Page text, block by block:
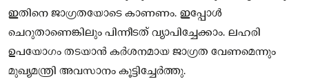
ഇതിനെ ജാഗ്രതയോടെ കാണണം. ഇപ്പോള്‍
ചെറുതാണെങ്കിലും പിന്നീടത് വ്യാപിച്ചേക്കാം. ലഹരി
ഉപയോഗം തടയാൻ കർശനമായ ജാഗ്രത വേണമെന്നും
മുഖ്യമന്ത്രി അവസാനം കൂട്ടിച്ചേർത്തു.